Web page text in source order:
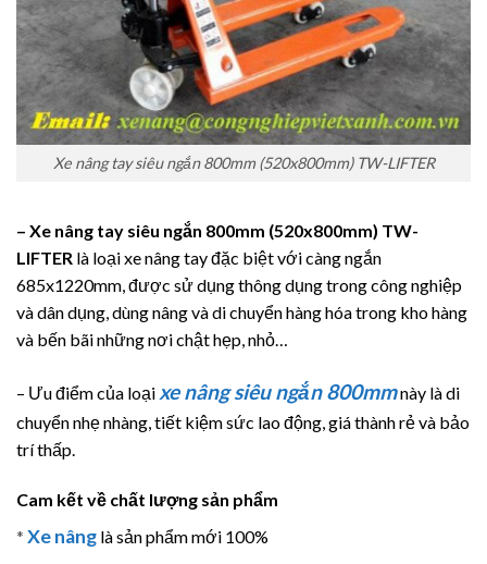
Xe nâng tay siêu ngắn 800mm (520x800mm) TW-LIFTER
– Xe nâng tay siêu ngắn 800mm (520x800mm) TW-
LIFTER là loại xe nâng tay đặc biệt với càng ngắn
685x1220mm, được sử dụng thông dụng trong công nghiệp
và dân dụng, dùng nâng và di chuyển hàng hóa trong kho hàng
và bến bãi những nơi chật hẹp, nhỏ…
– Ưu điểm của loại xe nâng siêu ngắn 800mmnày là di
chuyển nhẹ nhàng, tiết kiệm sức lao động, giá thành rẻ và bảo
trí thấp.
Cam kết về chất lượng sản phẩm
* Xe nâng là sản phẩm mới 100%